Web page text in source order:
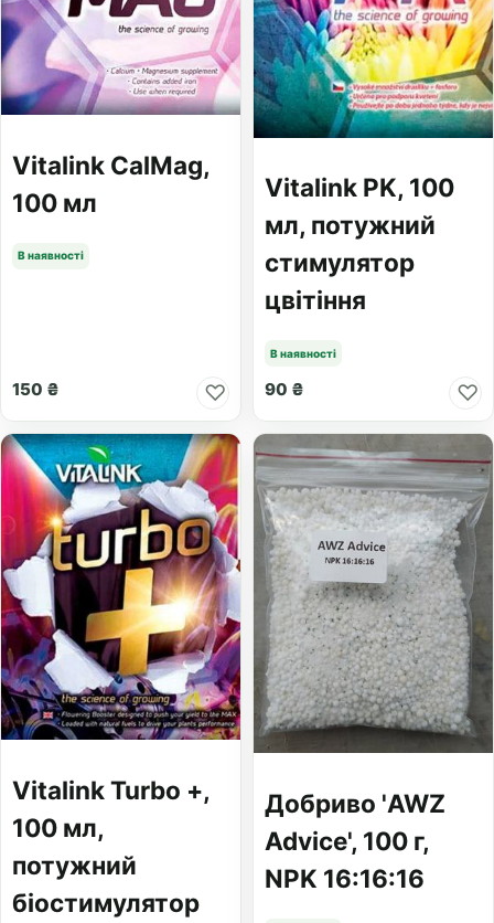
Vitalink CalMag,
100 мл
В наявності
150 ₴ ♡
Vitalink PK, 100
мл, потужний
стимулятор
цвітіння
В наявності
90 ₴ ♡
Vitalink Turbo +,
100 мл,
потужний
біостимулятор
Добриво 'AWZ
Advice', 100 г,
NPK 16:16:16